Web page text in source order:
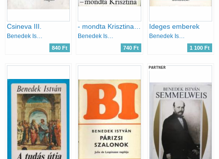
Csineva III.
Benedek István
840 Ft
Benedek István
740 Ft
Ideges emberek
Benedek István
1 100 Ft
PARTNER